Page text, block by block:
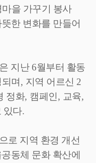
마을 가꾸기 봉사
한 변화를 만들어
지난6월부터 활동
며, 지역 어르신 2
정화, 캠페인, 교육,
있다.
로 지역 환경 개선
동체 문화 확산에